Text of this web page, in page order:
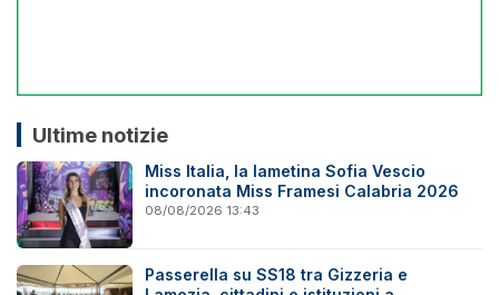
Ultime notizie
Miss Italia, la lametina Sofia Vescio
incoronata Miss Framesi Calabria 2026
08/08/2026 13:43
Passerella su SS18 tra Gizzeria e